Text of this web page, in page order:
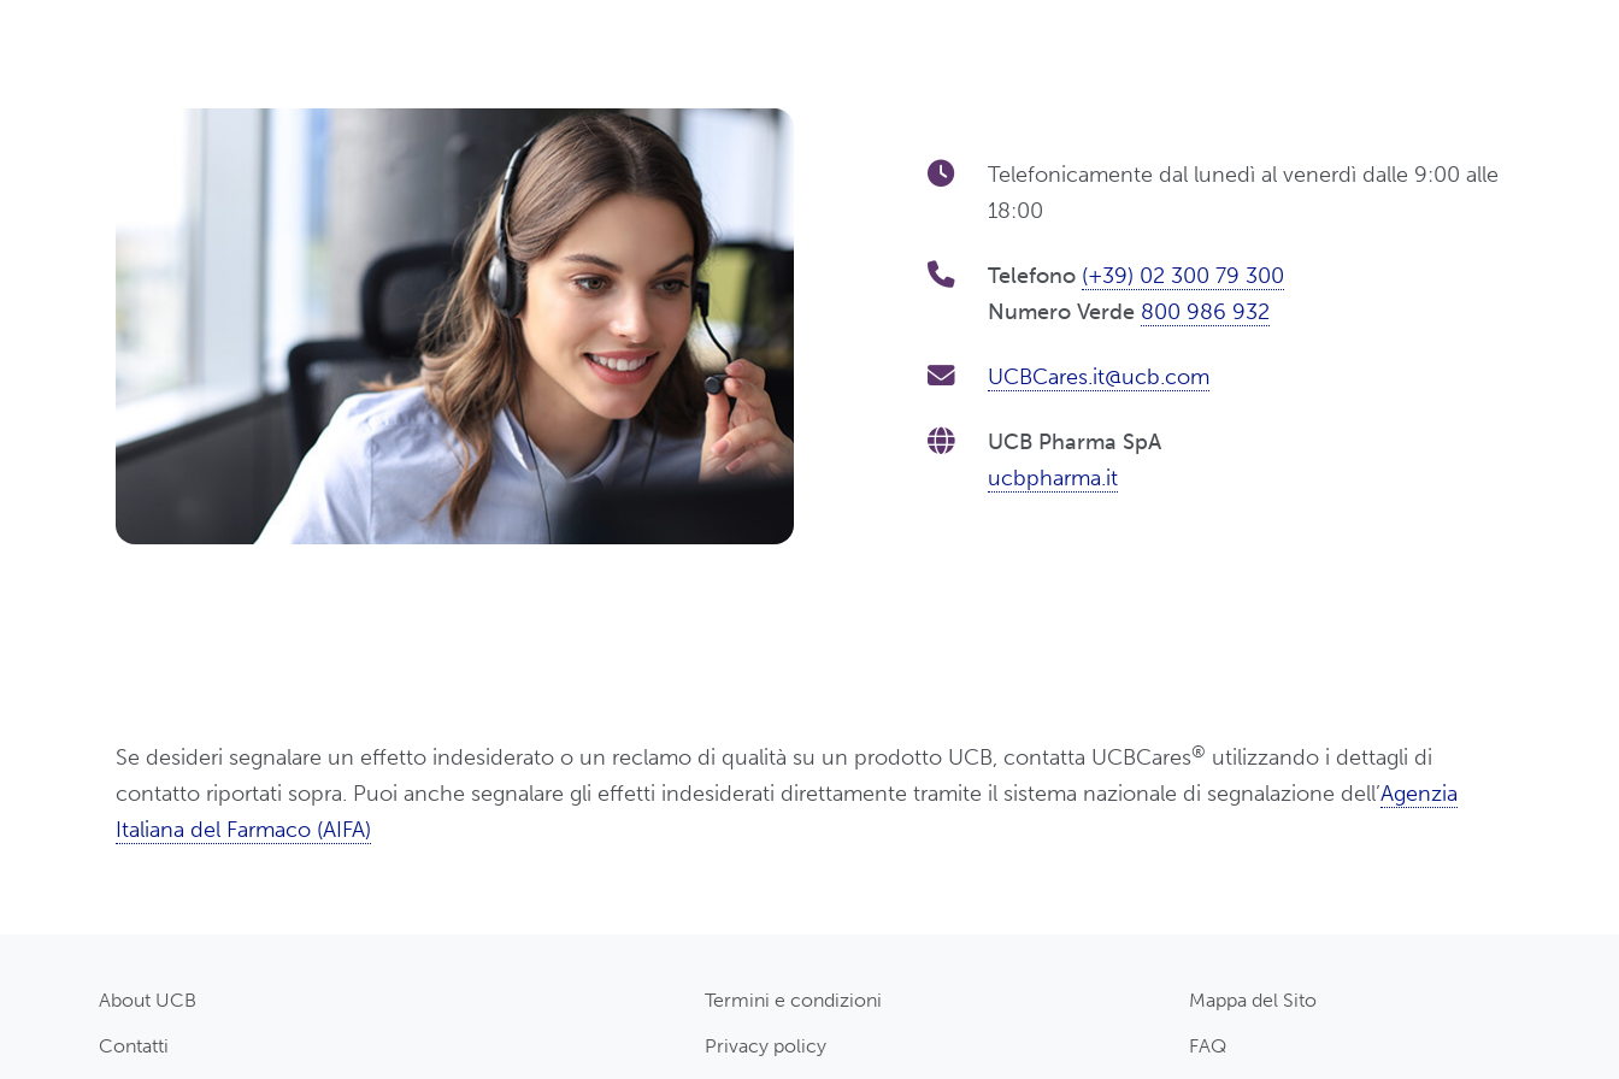
Telefonicamente dal lunedì al venerdì dalle 9:00 alle
18:00
Telefono (+39) 02 300 79 300
Numero Verde 800 986 932
UCBCares.it@ucb.com
UCB Pharma SpA
ucbpharma.it
Se desideri segnalare un effetto indesiderato o un reclamo di qualità su un prodotto UCB, contatta UCBCares® utilizzando i dettagli di
contatto riportati sopra. Puoi anche segnalare gli effetti indesiderati direttamente tramite il sistema nazionale di segnalazione dell’Agenzia
Italiana del Farmaco (AIFA)
About UCB
Contatti
Termini e condizioni
Privacy policy
Mappa del Sito
FAQ